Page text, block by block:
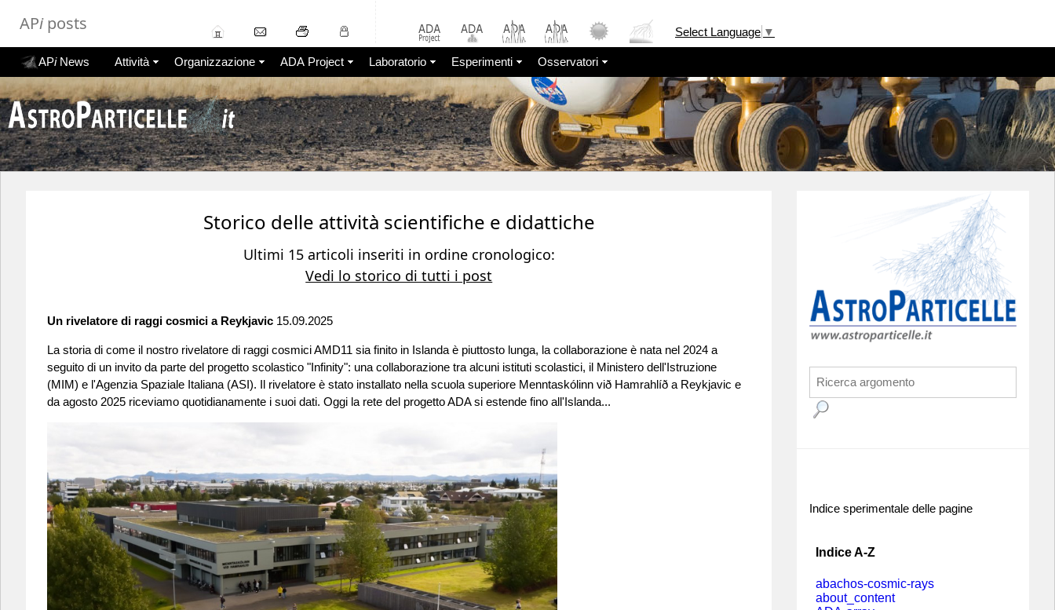
APiposts Select Language ▼
APiNews Attività Organizzazione ADA Project Laboratorio Esperimenti Osservatori
Storico delle attività scientifiche e didattiche
Ultimi 15 articoli inseriti in ordine cronologico:
Vedi lo storico di tutti i post
Un rivelatore di raggi cosmici a Reykjavic 15.09.2025
La storia di come il nostro rivelatore di raggi cosmici AMD11 sia finito in Islanda è piuttosto lunga, la collaborazione è nata nel 2024 a
seguito di un invito da parte del progetto scolastico "Infinity": una collaborazione tra alcuni istituti scolastici, il Ministero dell'Istruzione
(MIM) e l'Agenzia Spaziale Italiana (ASI). Il rivelatore è stato installato nella scuola superiore Menntaskólinn við Hamrahlíð a Reykjavic e
da agosto 2025 riceviamo quotidianamente i suoi dati. Oggi la rete del progetto ADA si estende fino all'Islanda...
Indice sperimentale delle pagine